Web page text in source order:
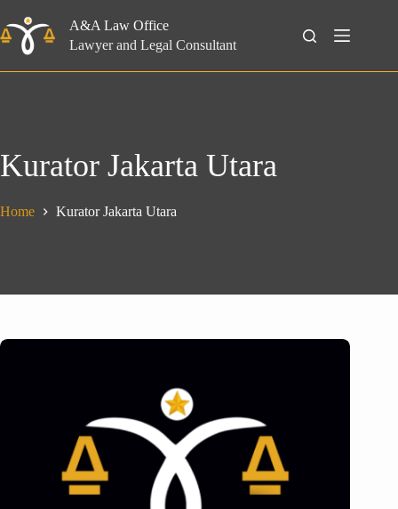
to
content
A&A Law Office
Lawyer and Legal Consultant
Search
Kurator Jakarta Utara
Home Kurator Jakarta Utara